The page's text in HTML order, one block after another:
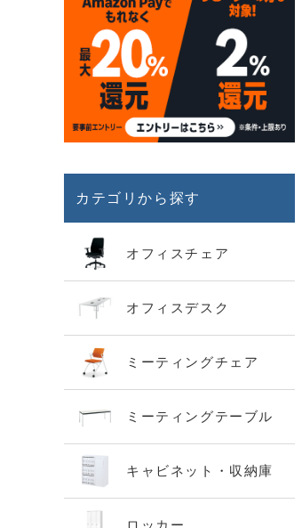
カテゴリから探す
オフィスチェア
オフィスデスク
ミーティングチェア
ミーティングテーブル
キャビネット・収納庫
ロッカー